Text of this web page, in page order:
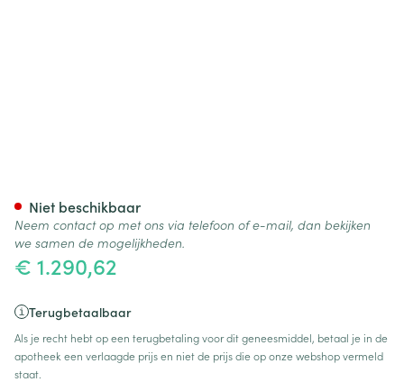
€ 1.290,62
Terugbetaalbaar
Als je recht hebt op een terugbetaling voor dit geneesmiddel, betaal je in de
apotheek een verlaagde prijs en niet de prijs die op onze webshop vermeld
staat.
Niet beschikbaar
Neem contact op met ons via telefoon of e-mail, dan bekijken
we samen de mogelijkheden.